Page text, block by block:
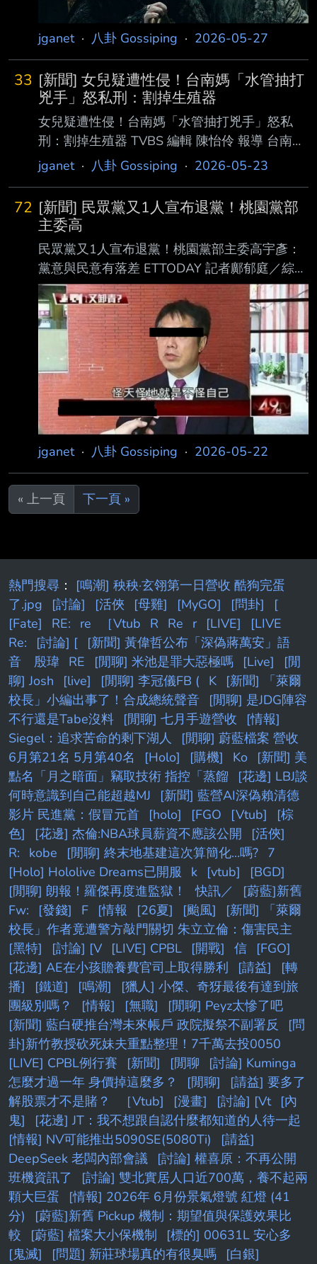
手說「溥聰我信你」，這次他堅持下 來，也是
因馬告訴他「蕭、王兩人時常結伴去大陸，背著
他不知道做什麼事情，心很不安 。」 金溥聰今
地點，趙少康特地借用下一時段 節目「問好問
jganet· 八卦 Gossiping · 2026-05-27
33 [新聞] 女兒疑遭性侵！台南媽「水管抽打
兇手」怒私刑：割掉生殖器
女兒疑遭性侵！台南媽「水管抽打兇手」怒私
刑：割掉生殖器 TVBS 編輯 陳怡伶 報導 台南一
名虎媽發現女兒遭性侵，氣得撂人夥同3名男
打頭部、甩巴掌，拿水管抽打，甚至恐嚇「讓你
斷手斷腳、割掉生殖器」，狠狠教訓 欺負女兒
的人，遭到法院判有期徒刑。 押走少年「私刑
教訓」 逼下跪、水管抽打 判決書指出，該名
母親認定少年涉嫌性侵女兒，直接帶上3名男
子，前往少年工作地點，並 嗆聲「如果不跟我
走，就要將你斷手斷腳」，把對方帶至鐵皮屋。
虎媽先質問，「是否有性侵害我女兒？」少年否
jganet· 八卦 Gossiping · 2026-05-23
72 [新聞] 民眾黨又1人宣布退黨！桃園黨部
主委高
民眾黨又1人宣布退黨！桃園黨部主委高宇彥：
黨意與民意有落差 ETTODAY 記者鄺郁庭／綜合
報導 繼民眾黨前發言人楊寶楨、龜山區前主任
高華宏先後宣布退黨，民眾黨又一人宣布退黨！
桃 園市黨部主委高宇彥21日在粉專發出退黨聲
明，稱黨意與民意有落差，「我退黨，不是放棄
理想，而是選擇繼續為理想而戰。宇彥寧可戰敗
於沙場，也不願意在沉默中，被莫名抹去。 」
高宇彥21日宣布，即日起退出台灣民眾黨，並將
相關聲明文件同步送交黨中央。他表示，既 然
已決定獨立參選，該走的程序仍要走完。高宇彥
在退黨聲明中直言，自己過去擔任桃
jganet· 八卦 Gossiping · 2026-05-22
« 上一頁 下一頁 »
熱門搜尋 ： [鳴潮] 秧秧·玄翎第一日營收 酷狗完蛋
了.jpg
[討論] [活俠 [母雞] [MyGO] [問卦]
[
[Fate]
RE: re ［Vtub R Re r [LIVE]
[LIVE
Re:
[討論] [
[新聞] 黃偉哲公布「深偽蔣萬安」語
音 殷瑋 RE [閒聊] 米池是罪大惡極嗎 [Live]
[閒
聊] Josh
[live] [閒聊] 李冠儀FB ( K
[新聞] 「萊爾
校長」小編出事了！合成總統聲音
[閒聊] 是JDG陣容
不行還是Tabe沒料
[閒聊] 七月手遊營收
[情報]
Siegel：追求苦命的剩下湖人
[閒聊] 蔚藍檔案 營收
6月第21名 5月第40名
[Holo] [購機] Ko
[新聞] 美
點名「月之暗面」竊取技術 指控「蒸餾
[花邊] LBJ談
何時意識到自己能超越MJ
[新聞] 藍營AI深偽賴清德
影片 民進黨：假冒元首
[holo] [FGO [Vtub]
[棕
色]
[花邊] 杰倫:NBA球員薪資不應該公開
[活俠]
R:
kobe [閒聊] 終末地基建這次算簡化...嗎? 7
[Holo] Hololive Dreams已開服
k [vtub]
[BGD]
[閒聊] 朗報！羅傑再度進監獄！
快訊／
[蔚藍]新舊
Fw:
[發錢] F [情報 [26夏] [颱風]
[新聞] 「萊爾
校長」作者竟遭警方敲門關切 朱立立倫：傷害民主
[黑特]
[討論] [V [LIVE] CPBL [開戰] 信
[FGO]
[花邊] AE在小孩贍養費官司上取得勝利
[請益]
[轉
播]
[鐵道] [鳴潮]
[獵人] 小傑、奇犽最後有達到旅
團級別嗎？
[情報] [無職]
[閒聊] Peyz太慘了吧
[新聞] 藍白硬推台灣未來帳戶 政院擬祭不副署反
[問
卦]新竹教授砍死妹夫重點整理！7千萬去投0050
[LIVE] CPBL例行賽
[新聞] [閒聊
[討論] Kuminga
怎麼才過一年 身價掉這麼多？
[閒聊]
[請益] 要多了
解股票才不是賭？
［Vtub] [漫畫] [討論] [Vt
[內
鬼]
[花邊] JT：我不想跟自認什麼都知道的人待一起
[情報] NV可能推出5090SE(5080Ti)
[請益]
DeepSeek 老闆內部會議
[討論] 權喜原：不再公開
班機資訊了
[討論] 雙北實居人口近700萬，養不起兩
顆大巨蛋
[情報] 2026年 6月份景氣燈號 紅燈 (41
分)
[蔚藍]新舊 Pickup 機制：期望值與保護效果比
較
[蔚藍] 檔案大小保機制
[標的] 00631L 安心多
[鬼滅]
[問題] 新莊球場真的有很臭嗎 [白銀]